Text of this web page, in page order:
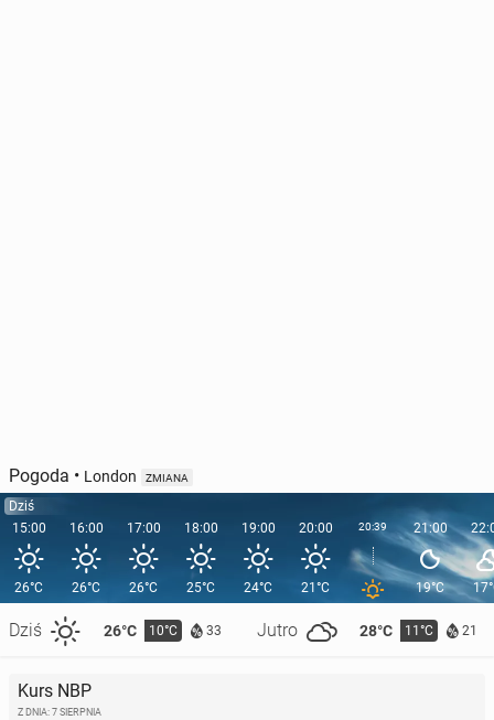
Pogoda • London ZMIANA
Dziś
15:00
26°C
Dziś 26°C 10°C 33 Jutro 28°C 11°C 21
16:00
26°C
17:00
26°C
18:00
25°C
19:00
24°C
20:00
21°C
20:39 21:00
19°C
Kurs NBP
Z DNIA: 7 SIERPNIA